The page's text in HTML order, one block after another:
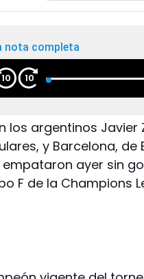
nota completa
10 10
los argentinos Javier
y Barcelona, de
ayer sin
F de la Champions